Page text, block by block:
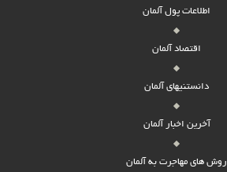
اطلاعات پول آلمان
اقتصاد آلمان
دانستنیهای آلمان
آخرین اخبار آلمان
روش های مهاجرت به آلمان